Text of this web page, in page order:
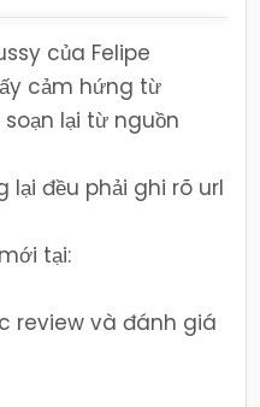
của Felipe
cảm hứng từ
lại từ nguồn
lại đều phải ghi rõ url
tại:
review và đánh giá